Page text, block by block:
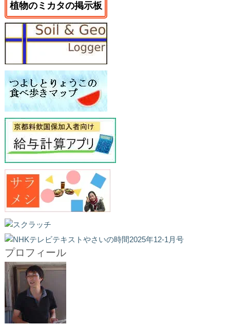
植物のミカタの掲示板
プロフィール